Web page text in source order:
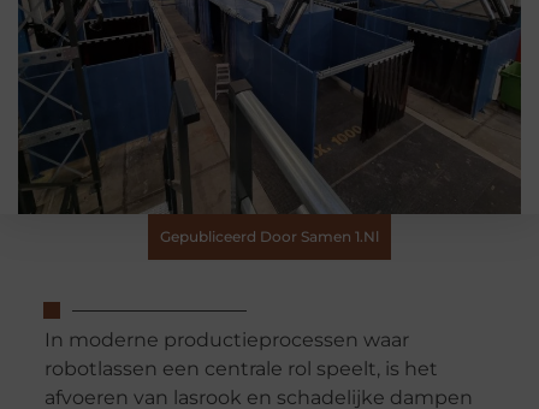
Gepubliceerd Door Samen 1.nl
In moderne productieprocessen waar
robotlassen een centrale rol speelt, is het
afvoeren van lasrook en schadelijke dampen